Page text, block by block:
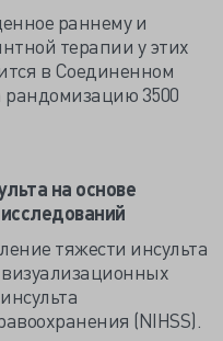
раннему и
терапии у этих
в Соединенном
рандомизацию 3500
на основе
тяжести инсульта
визуализационных
(NIHSS).